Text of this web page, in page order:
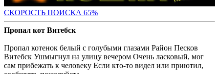
СКОРОСТЬ ПОИСКА 65%
Пропал кот Витебск
Пропал котенок белый с голубыми глазами Район Песков
Витебск Ушмыгнул на улицу вечером Очень ласковый, мог
сам прибежать к человеку Если кто-то видел или приютил,